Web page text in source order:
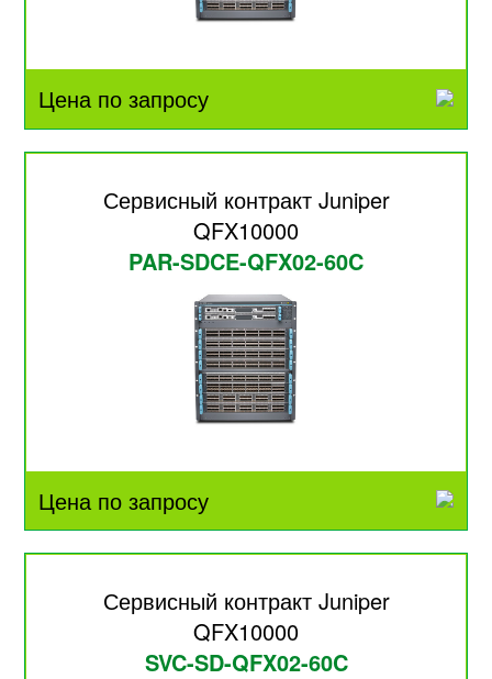
Цена по запросу
Сервисный контракт Juniper
QFX10000
PAR-SDCE-QFX02-60C
Цена по запросу
Сервисный контракт Juniper
QFX10000
SVC-SD-QFX02-60C